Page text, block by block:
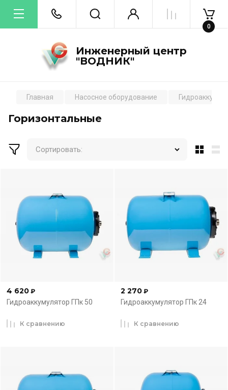
Инженерный центр
"ВОДНИК"
0
Главная Насосное оборудование
Горизонтальные
Сортировать:
4 620 ₽
Гидроаккумулятор ГПк 50
К сравнению
2 270 ₽
Гидроаккумулятор ГПк 24
К сравнению